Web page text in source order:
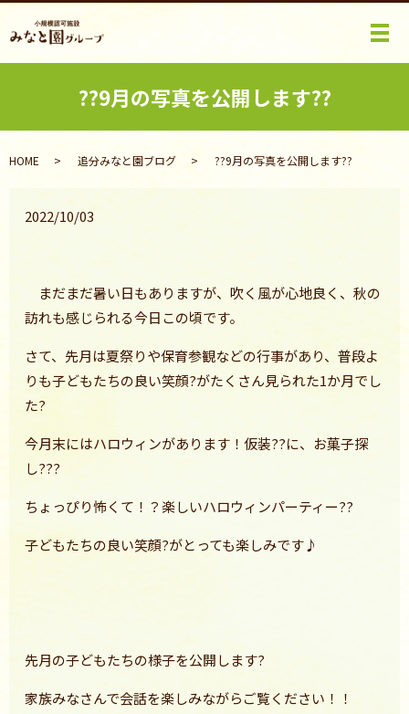
メ
??9月の写真を公開します??
HOME 追分みなと園ブログ ??9月の写真を公開します??
2022/10/03
まだまだ暑い日もありますが、吹く風が心地良く、秋の
訪れも感じられる今日この頃です。
さて、先月は夏祭りや保育参観などの行事があり、普段よ
りも子どもたちの良い笑顔?がたくさん見られた1か月でし
た?
今月末にはハロウィンがあります！仮装??に、お菓子探
し???
ちょっぴり怖くて！？楽しいハロウィンパーティー??
子どもたちの良い笑顔?がとっても楽しみです♪
先月の子どもたちの様子を公開します?
家族みなさんで会話を楽しみながらご覧ください！！